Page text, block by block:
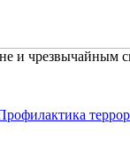
и чрезвычайным